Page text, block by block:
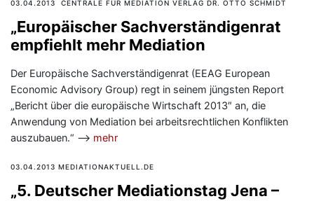
03.04.2013 CENTRALE FÜR MEDIATION VERLAG DR. OTTO SCHMIDT
„Europäischer Sachverständigenrat
empfiehlt mehr Mediation
Der Europäische Sachverständigenrat (EEAG European
Economic Advisory Group) regt in seinem jüngsten Report
„Bericht über die europäische Wirtschaft 2013″ an, die
Anwendung von Mediation bei arbeitsrechtlichen Konflikten
auszubauen.“ —> mehr
03.04.2013 MEDIATIONAKTUELL.DE
„5. Deutscher Mediationstag Jena –